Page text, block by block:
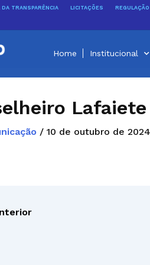
DA TRANSPARÊNCIA LICITAÇÕES
Home Institucional
Lafaiete
/ 10 de outubro de 2024